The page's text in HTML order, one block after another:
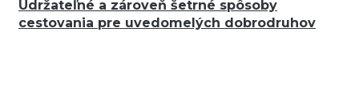
Udržateľné a zároveň šetrné spôsoby
cestovania pre uvedomelých dobrodruhov